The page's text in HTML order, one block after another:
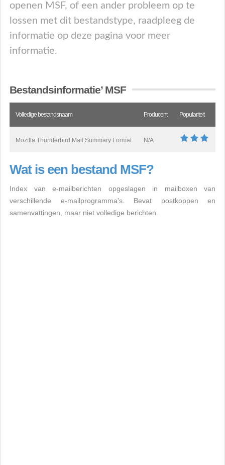
openen MSF, of een ander probleem op te
lossen met dit bestandstype, raadpleeg de
informatie op deze pagina voor meer
informatie.
Bestandsinformatie’ MSF
Volledige bestandsnaam Producent Populariteit
Mozilla Thunderbird Mail Summary Format N/A
Wat is een bestand MSF?
Index van e-mailberichten opgeslagen in mailboxen van
verschillende e-mailprogramma's. Bevat postkoppen en
samenvattingen, maar niet volledige berichten.